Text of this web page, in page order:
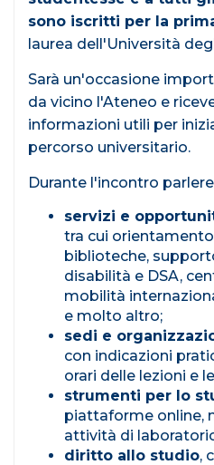
sono iscritti per la
laurea dell'Università
Sarà un'occasione
da vicino l'Ateneo e
informazioni utili per
percorso universitario.
Durante l'incontro
servizi e
tra cui
biblioteche,
disabilità e DSA,
mobilità
e molto altro;
sedi e
con indicazioni
orari delle lezioni e
strumenti per lo
piattaforme online,
attività di
diritto allo studio,